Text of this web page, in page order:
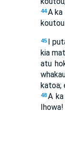
44 A ka
koutou
45 I
kia
atu
katoa;
48 A
Ihowa!